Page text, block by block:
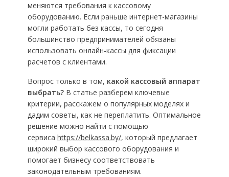
меняются требования к кассовому
оборудованию. Если раньше интернет-магазины
могли работать без кассы, то сегодня
большинство предпринимателей обязаны
использовать онлайн-кассы для фиксации
расчетов с клиентами.
Вопрос только в том, какой кассовый аппарат
выбрать?В статье разберем ключевые
критерии, расскажем о популярных моделях и
дадим советы, как не переплатить. Оптимальное
решение можно найти с помощью
сервиса https://belkassa.by/, который предлагает
широкий выбор кассового оборудования и
помогает бизнесу соответствовать
законодательным требованиям.